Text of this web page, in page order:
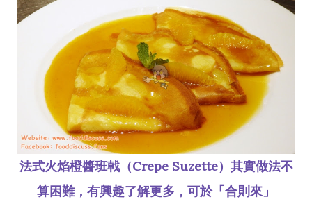
法式火焰橙醬班戟（Crepe Suzette）其實做法不
算困難，有興趣了解更多，可於「合則來」